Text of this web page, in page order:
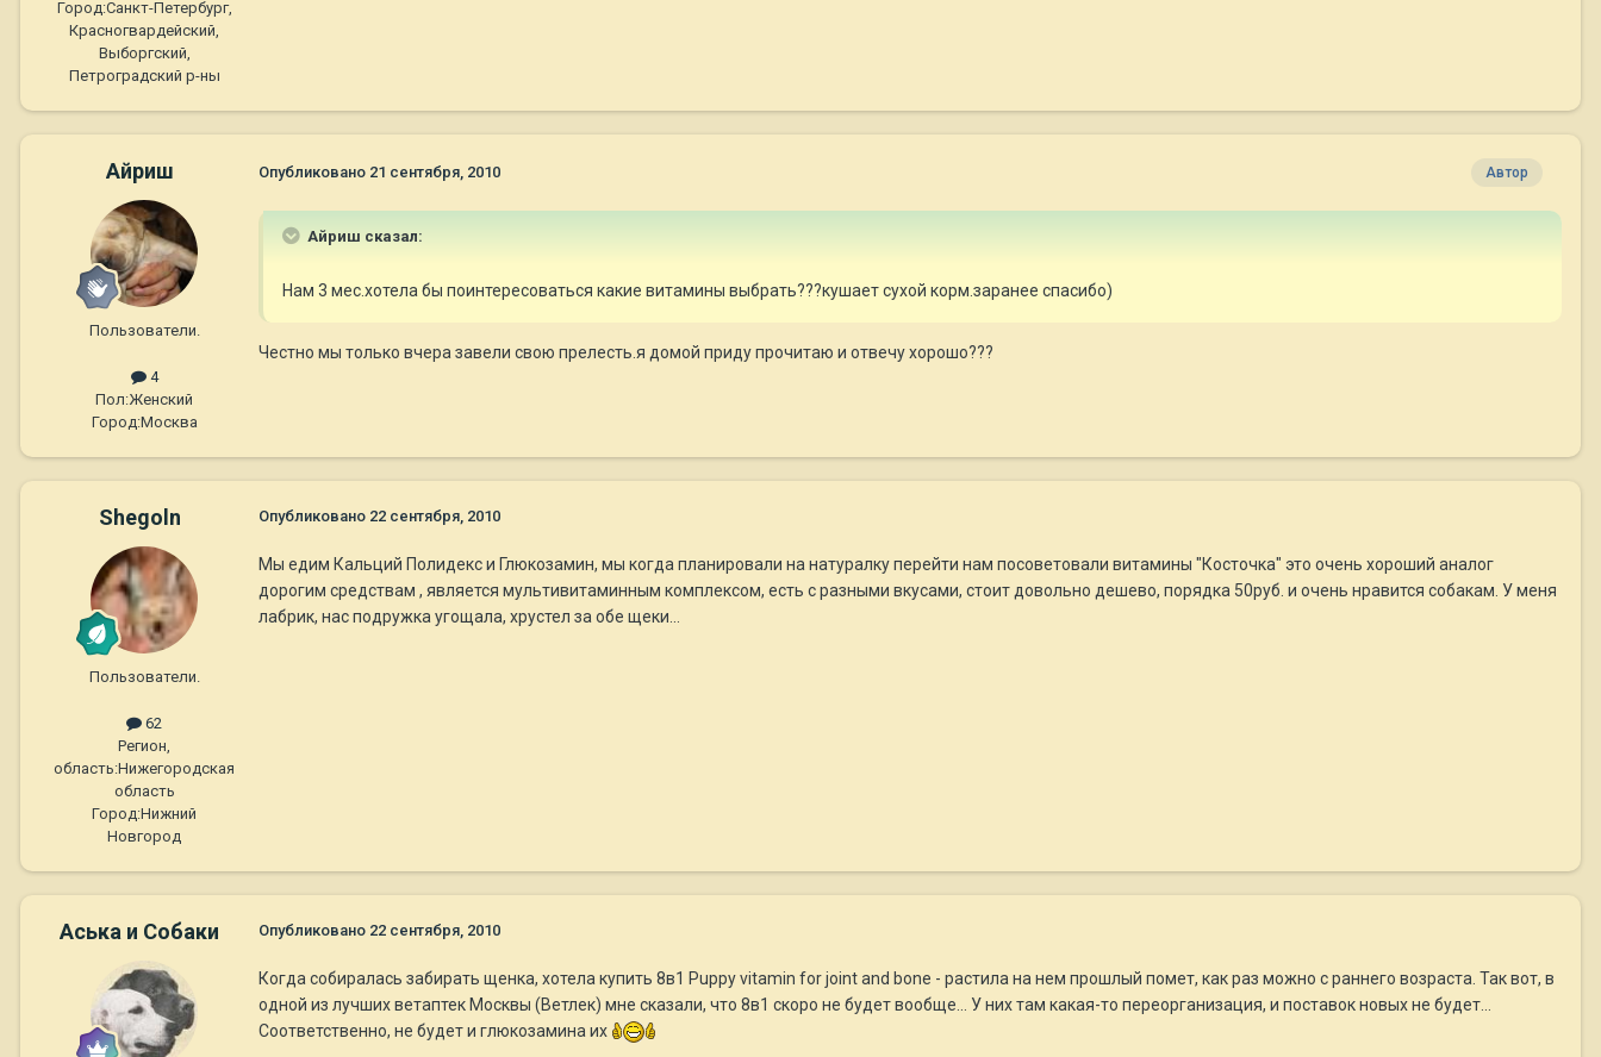
Город:Санкт-Петербург,
Красногвардейский,
Выборгский,
Петроградский р-ны
Айриш
Пользователи.
4
Пол:Женский
Город:Москва
Автор
Опубликовано 21 сентября, 2010
Айриш сказал:
Нам 3 мес.хотела бы поинтересоваться какие витамины выбрать???кушает сухой корм.заранее спасибо)
Честно мы только вчера завели свою прелесть.я домой приду прочитаю и отвечу хорошо???
Shegoln
Пользователи.
62
Регион,
область:Нижегородская
область
Город:Нижний
Новгород
Опубликовано 22 сентября, 2010
Мы едим Кальций Полидекс и Глюкозамин, мы когда планировали на натуралку перейти нам посоветовали витамины "Косточка" это очень хороший аналог
дорогим средствам , является мультивитаминным комплексом, есть с разными вкусами, стоит довольно дешево, порядка 50руб. и очень нравится собакам. У меня
лабрик, нас подружка угощала, хрустел за обе щеки...
Аська и Собаки Опубликовано 22 сентября, 2010
Когда собиралась забирать щенка, хотела купить 8в1 Puppy vitamin for joint and bone - растила на нем прошлый помет, как раз можно с раннего возраста. Так вот, в
одной из лучших ветаптек Москвы (Ветлек) мне сказали, что 8в1 скоро не будет вообще... У них там какая-то переорганизация, и поставок новых не будет...
Соответственно, не будет и глюкозамина их